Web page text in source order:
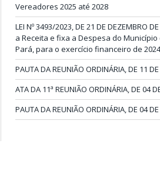
Vereadores 2025 até 2028
LEI Nº 3493/2023, DE 21 DE DEZEMBRO
a Receita e fixa a Despesa do
Pará, para o exercício financeiro de
PAUTA DA REUNIÃO ORDINÁRIA, DE 11
ATA DA 11ª REUNIÃO ORDINÁRIA, DE 04
PAUTA DA REUNIÃO ORDINÁRIA, DE 04